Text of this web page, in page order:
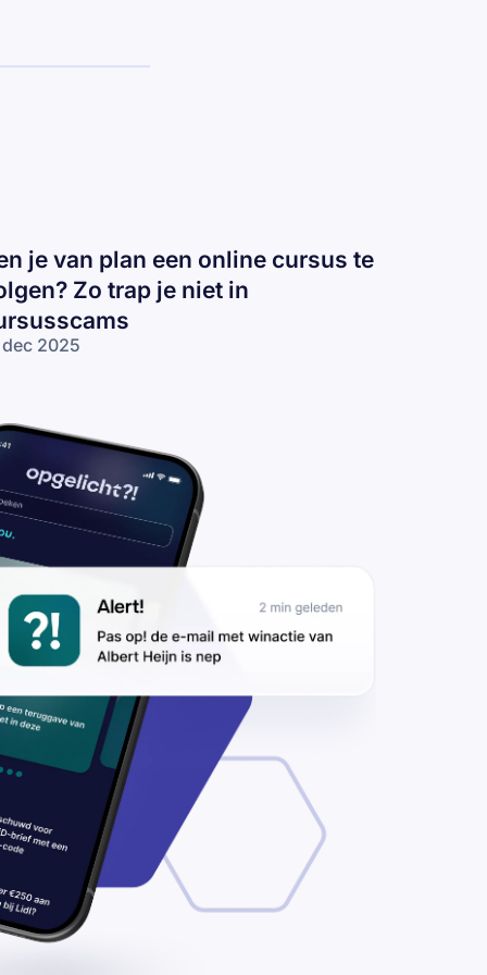
je van plan een online cursus te
Zo trap je niet in
dec 2025
te
Zo
je niet